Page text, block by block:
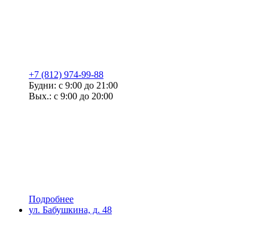
+7 (812) 974-99-88
Будни: с 9:00 до 21:00
Вых.: с 9:00 до 20:00
Подробнее
ул. Бабушкина, д. 48